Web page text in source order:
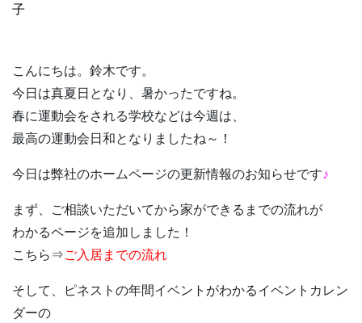
子
こんにちは。鈴木です。
今日は真夏日となり、暑かったですね。
春に運動会をされる学校などは今週は、
最高の運動会日和となりましたね～！
今日は弊社のホームページの更新情報のお知らせです♪
まず、ご相談いただいてから家ができるまでの流れが
わかるページを追加しました！
こちら⇒ご入居までの流れ
そして、ピネストの年間イベントがわかるイベントカレン
ダーの